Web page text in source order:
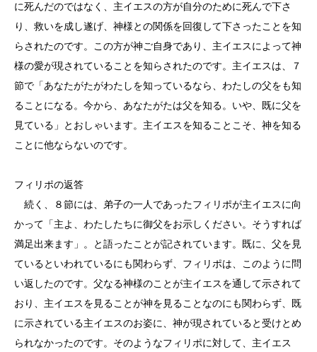
に死んだのではなく、主イエスの方が自分のために死んで下さ
り、救いを成し遂げ、神様との関係を回復して下さったことを知
らされたのです。この方が神ご自身であり、主イエスによって神
様の愛が現されていることを知らされたのです。主イエスは、７
節で「あなたがたがわたしを知っているなら、わたしの父をも知
ることになる。今から、あなたがたは父を知る。いや、既に父を
見ている」とおしゃいます。主イエスを知ることこそ、神を知る
ことに他ならないのです。
フィリポの返答
続く、８節には、弟子の一人であったフィリポが主イエスに向
かって「主よ、わたしたちに御父をお示しください。そうすれば
満足出来ます」。と語ったことが記されています。既に、父を見
ているといわれているにも関わらず、フィリポは、このように問
い返したのです。父なる神様のことが主イエスを通して示されて
おり、主イエスを見ることが神を見ることなのにも関わらず、既
に示されている主イエスのお姿に、神が現されていると受けとめ
られなかったのです。そのようなフィリポに対して、主イエス